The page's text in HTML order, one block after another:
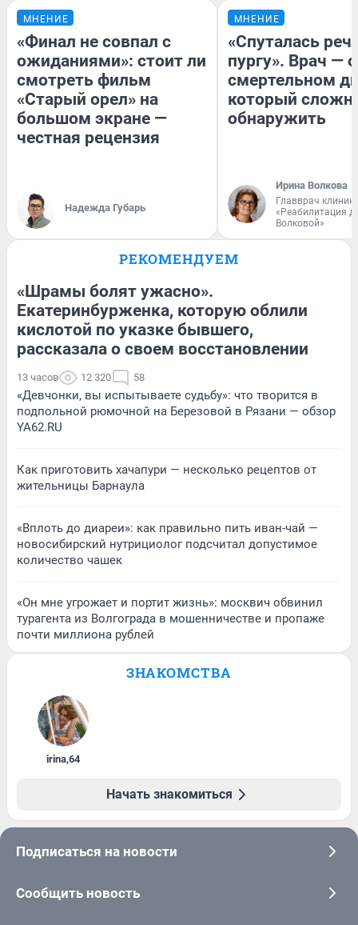
МНЕНИЕ
«Финал не совпал с
ожиданиями»: стоит ли
смотреть фильм
«Старый орел» на
большом экране —
честная рецензия
Надежда Губарь
МНЕНИЕ
«Спуталась
пургу». Врач — о
смертельном
который
обнаружить
Ирина Волкова
Главврач
«Реабилитация
Волковой»
РЕКОМЕНДУЕМ
«Шрамы болят ужасно».
Екатеринбурженка, которую облили
кислотой по указке бывшего,
рассказала о своем восстановлении
13 часов 12 320 58
«Девчонки, вы испытываете судьбу»: что творится в
подпольной рюмочной на Березовой в Рязани — обзор
YA62.RU
Как приготовить хачапури — несколько рецептов от
жительницы Барнаула
«Вплоть до диареи»: как правильно пить иван-чай —
новосибирский нутрициолог подсчитал допустимое
количество чашек
«Он мне угрожает и портит жизнь»: москвич обвинил
турагента из Волгограда в мошенничестве и пропаже
почти миллиона рублей
ЗНАКОМСТВА
irina,64
Начать знакомиться
Подписаться на новости
Сообщить новость